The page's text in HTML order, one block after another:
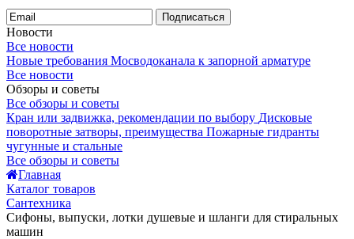
Подписаться
Новости
Все новости
Новые требования Мосводоканала к запорной арматуре
Все новости
Обзоры и советы
Все обзоры и советы
Кран или задвижка, рекомендации по выбору Дисковые
поворотные затворы, преимущества Пожарные гидранты
чугунные и стальные
Все обзоры и советы
Главная
Каталог товаров
Сантехника
Сифоны, выпуски, лотки душевые и шланги для стиральных
машин